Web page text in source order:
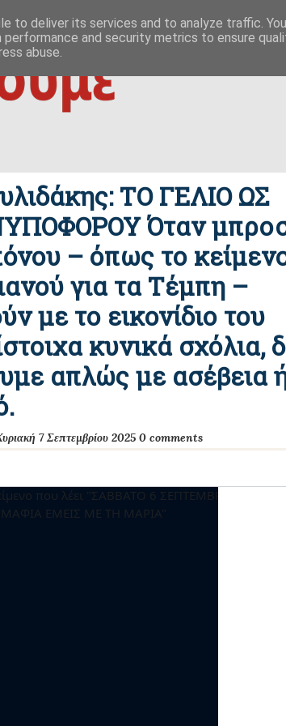
ΟΥΤΩ ΕΥΣΗΜΟΝ ΛΟΓΟΝ ΜΙΚΡΟΚΟΣΜΟΙ
ρίζες της οικονομίας|δημοκρατία /
ΤΟ ΓΕΛΙΟ ΩΣ
Όταν
– όπως το
για τα Τέμπη –
με το εικονίδιο του
κυνικά σχόλια,
απλώς με ασέβεια
7 Σεπτεμβρίου 2025 0 comments
to deliver its services and to analyze traffic.
performance and security metrics to ensure
abuse.